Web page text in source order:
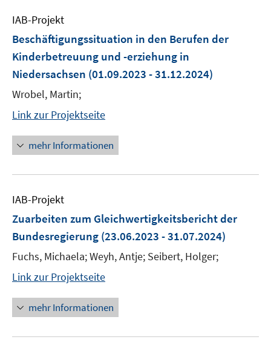
IAB-Projekt
Beschäftigungssituation in den Berufen der
Kinderbetreuung und -erziehung in
Niedersachsen (01.09.2023 - 31.12.2024)
Wrobel, Martin;
Link zur Projektseite
mehr Informationen
IAB-Projekt
Zuarbeiten zum Gleichwertigkeitsbericht der
Bundesregierung (23.06.2023 - 31.07.2024)
Fuchs, Michaela; Weyh, Antje; Seibert, Holger;
Link zur Projektseite
mehr Informationen